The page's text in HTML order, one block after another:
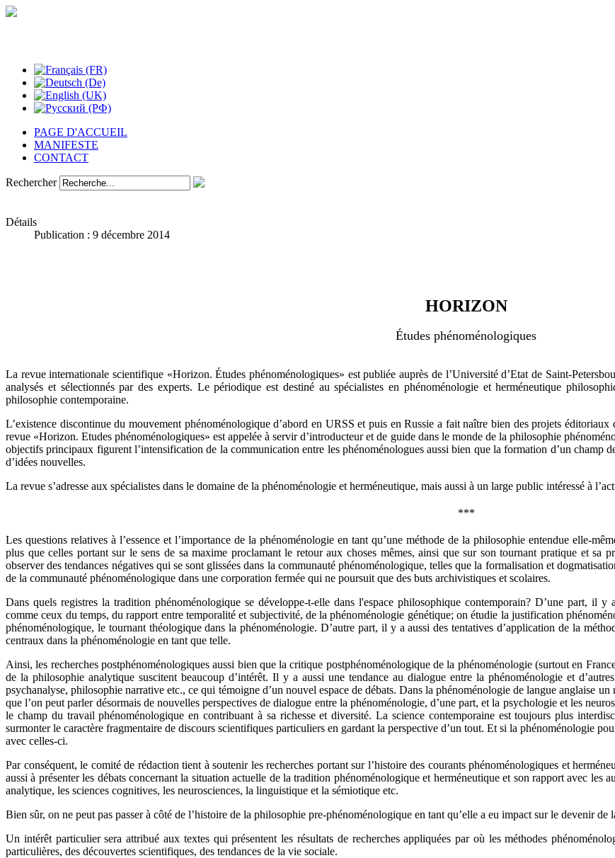
PAGE D'ACCUEIL
MANIFESTE
CONTACT
Rechercher
Détails
Publication : 9 décembre 2014
HORIZON
Études phénoménologiques
La revue internationale scientifique «Horizon. Études phénoménologiques» est publiée auprès de l’Université d’Etat de Saint-
analysés et sélectionnés par des experts. Le périodique est destiné au spécialistes en phénoménologie et herméneutique
philosophie contemporaine.
L’existence discontinue du mouvement phénoménologique d’abord en URSS et puis en Russie a fait naître bien des projets
revue «Horizon. Etudes phénoménologiques» est appelée à servir d’introducteur et de guide dans le monde de la philosophie
objectifs principaux figurent l’intensification de la communication entre les phénoménologues aussi bien que la formation d’un champ
d’idées nouvelles.
La revue s’adresse aux spécialistes dans le domaine de la phénoménologie et herméneutique, mais aussi à un large public intéressé à
***
Les questions relatives à l’essence et l’importance de la phénoménologie en tant qu’une méthode de la philosophie entendue elle-
plus que celles portant sur le sens de sa maxime proclamant le retour aux choses mêmes, ainsi que sur son tournant pratique et sa
observer des tendances négatives qui se sont glissées dans la communauté phénoménologique, telles que la formalisation et
de la communauté phénoménologique dans une corporation fermée qui ne poursuit que des buts archivistiques et scolaires.
Dans quels registres la tradition phénoménologique se développe-t-elle dans l'espace philosophique contemporain? D’une part, il y
comme ceux du temps, du rapport entre temporalité et subjectivité, de la phénoménologie génétique; on étudie la justification
phénoménologique, le tournant théologique dans la phénoménologie. D’autre part, il y a aussi des tentatives d’application de la
centraux dans la phénoménologie en tant que telle.
Ainsi, les recherches postphénoménologiques aussi bien que la critique postphénoménologique de la phénoménologie (surtout en
de la philosophie analytique suscitent beaucoup d’intérêt. Il y a aussi une tendance au dialogue entre la phénoménologie et
psychanalyse, philosophie narrative etc., ce qui témoigne d’un nouvel espace de débats. Dans la phénoménologie de langue anglaise
que l’on peut parler désormais de nouvelles perspectives de dialogue entre la phénoménologie, d’une part, et la psychologie et les
le champ du travail phénoménologique en contribuant à sa richesse et diversité. La science contemporaine est toujours plus
surmonter le caractère fragmentaire de discours scientifiques particuliers en gardant la perspective d’un tout. Et si la phénoménologie
avec celles-ci.
Par conséquent, le comité de rédaction tient à soutenir les recherches portant sur l’histoire des courants phénoménologiques et
aussi à présenter les débats concernant la situation actuelle de la tradition phénoménologique et herméneutique et son rapport avec les
analytique, les sciences cognitives, les neurosciences, la linguistique et la sémiotique etc.
Bien sûr, on ne peut pas passer à côté de l’histoire de la philosophie pre-phénoménologique en tant qu’elle a eu impact sur le devenir de
Un intérêt particulier sera attribué aux textes qui présentent les résultats de recherches appliquées par où les méthodes
particulières, des découvertes scientifiques, des tendances de la vie sociale.